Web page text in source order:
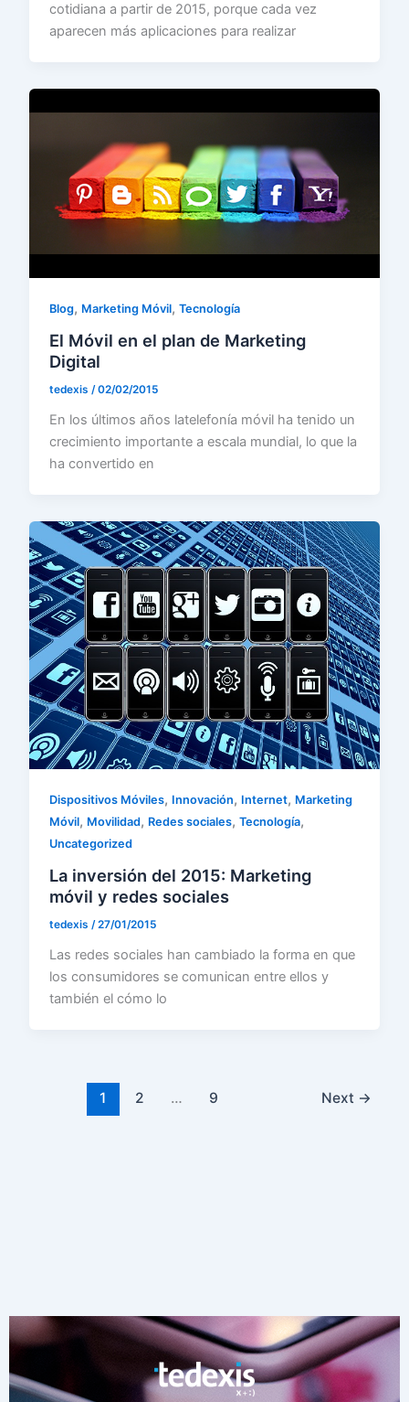
cotidiana a partir de 2015, porque cada vez
aparecen más aplicaciones para realizar
Blog, Marketing Móvil,Tecnología
El Móvil en el plan de Marketing
Digital
tedexis/02/02/2015
En los últimos años latelefonía móvil ha tenido un
crecimiento importante a escala mundial, lo que la
ha convertido en
Dispositivos Móviles, Innovación, Internet, Marketing
Móvil, Movilidad, Redes sociales,Tecnología,
Uncategorized
La inversión del 2015: Marketing
móvil y redes sociales
tedexis/27/01/2015
Las redes sociales han cambiado la forma en que
los consumidores se comunican entre ellos y
también el cómo lo
1 2 … 9 Next →